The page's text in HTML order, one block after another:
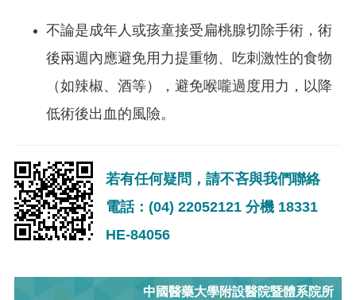
不論是成年人或孩童接受扁桃腺切除手術，術
後兩週內應避免用力提重物、吃刺激性的食物
（如辣椒、酒等），避免喉嚨過度用力，以降
低術後出血的風險。
若有任何疑問，請不吝與我們聯絡
電話：(04) 22052121 分機 18331
HE-84056
中國醫藥大學附設醫院暨體系院所